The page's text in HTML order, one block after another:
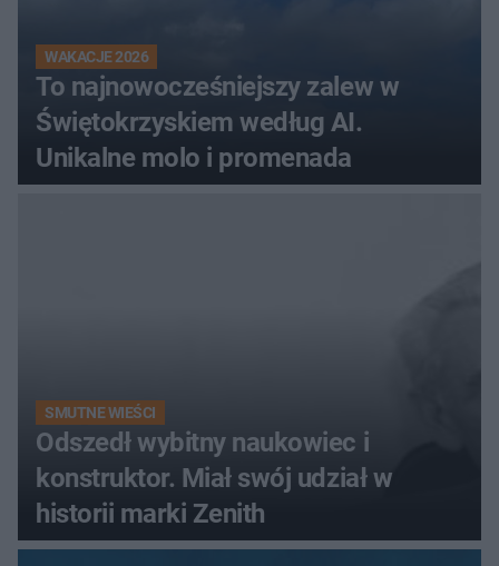
WAKACJE 2026
To najnowocześniejszy zalew w
Świętokrzyskiem według AI.
Unikalne molo i promenada
SMUTNE WIEŚCI
Odszedł wybitny naukowiec i
konstruktor. Miał swój udział w
historii marki Zenith